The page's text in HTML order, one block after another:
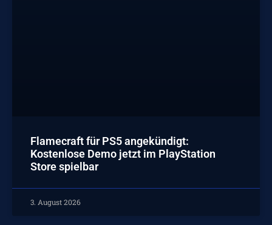
Flamecraft für PS5 angekündigt:
Kostenlose Demo jetzt im PlayStation
Store spielbar
3. August 2026